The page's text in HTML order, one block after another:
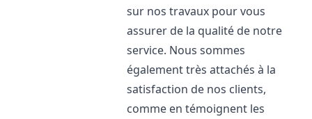
sur nos travaux pour vous
assurer de la qualité de notre
service. Nous sommes
également très attachés à la
satisfaction de nos clients,
comme en témoignent les